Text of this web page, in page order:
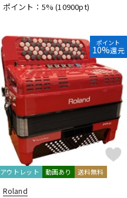
ポイント：5%(10900pt)
ポイント
10%還元
アウトレット 動画あり 送料無料
Roland